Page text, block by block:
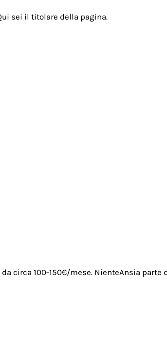
sei il titolare della pagina.
circa 100-150€/mese. NienteAnsia parte